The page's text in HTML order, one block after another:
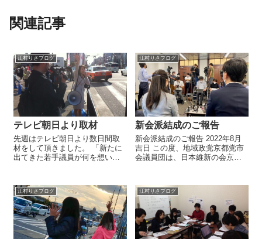
関連記事
江村りさブログ
テレビ朝日より取材
先週はテレビ朝日より数日間取
材をして頂きました。 「新たに
出てきた若手議員が何を想い、
のままの普段の活動風景を見て
頂きました。 テレビカメラを前
に向けられるとつい緊張してし
まい、なかな...
江村りさブログ
新会派結成のご報告
新会派結成のご報告 2022年8月
吉日 この度、地域政党京都党市
会議員団は、日本維新の会京都
行財政改革では財政危機の延命
措置にしかならない中で、市政
改革や経済政策をこれま...
江村りさブログ 江村りさブログ